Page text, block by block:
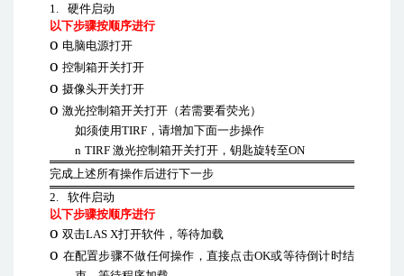
1.
硬件启动
以下步骤按顺序进行
o 电脑电源打开
o 控制箱开关打开
o 摄像头开关打开
o 激光控制箱开关打开（若需要看荧光）
如须使用TIRF ，请增加下面一步操作
n TIRF 激光控制箱开关打开 ，钥匙旋转至ON
完成上述所有操作后进行下一步
2.
软件启动
以下步骤按顺序进行
o 双击LAS X打开软件，等待加载
o 在配置步骤不做任何操作，直接点击OK或等待倒计时结